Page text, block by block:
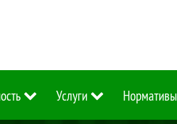
Услуги Нормативы